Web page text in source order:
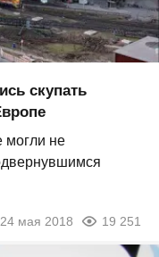
скупать
могли не
24 мая 2018 19 251